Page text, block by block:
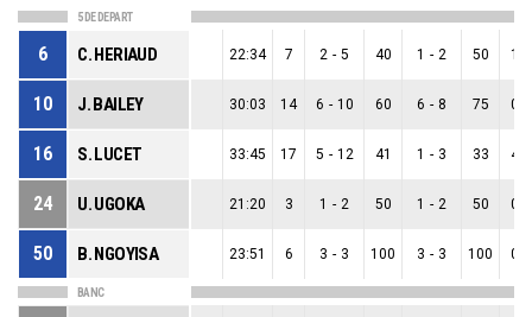
5 DE DEPART
6 C. HERIAUD 22:34 7 2 - 5 40 1 - 2 50 1
10 J. BAILEY 30:03 14 6 - 10 60 6 - 8 75 0
16 S. LUCET 33:45 17 5 - 12 41 1 - 3 33 4
24 U. UGOKA 21:20 3 1 - 2 50 1 - 2 50 0
50 B. NGOYISA 23:51 6 3 - 3 100 3 - 3 100 0
BANC